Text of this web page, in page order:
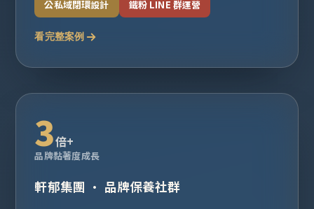
公私域閉環設計 鐵粉 LINE 群運營
看完整案例
3倍+
品牌黏著度成長
軒郁集團 · 品牌保養社群